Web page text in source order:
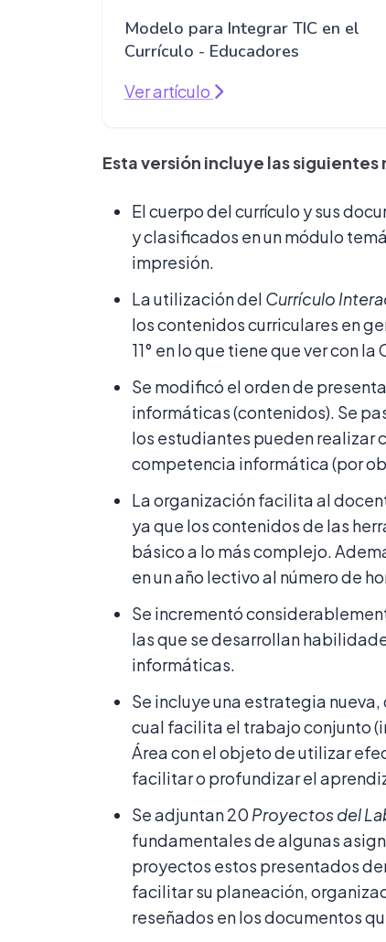
Modelo para Integrar TIC en el
Currículo - Educadores
Ver artículo
Esta versión incluye las
El cuerpo del currículo y sus
y clasificados en un módulo
impresión.
La utilización del Currículo
los contenidos curriculares en
11° en lo que tiene que ver con
Se modificó el orden de
informáticas (contenidos). Se
los estudiantes pueden realizar
competencia informática (por
La organización facilita al
ya que los contenidos de las
básico a lo más complejo.
en un año lectivo al número de
Se incrementó
las que se desarrollan
informáticas.
Se incluye una estrategia
cual facilita el trabajo conjunto
Área con el objeto de utilizar
facilitar o profundizar el
Se adjuntan 20 Proyectos del
fundamentales de algunas
proyectos estos presentados
facilitar su planeación,
reseñados en los documentos